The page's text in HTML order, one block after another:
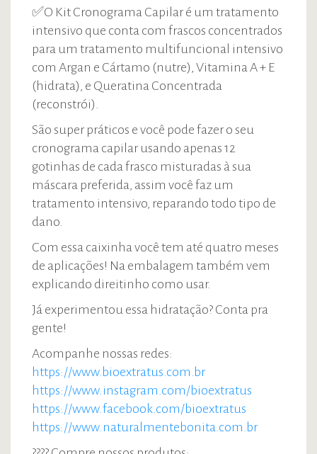
✅O Kit Cronograma Capilar é um tratamento
intensivo que conta com frascos concentrados
para um tratamento multifuncional intensivo
com Argan e Cártamo (nutre), Vitamina A + E
(hidrata), e Queratina Concentrada
(reconstrói).
São super práticos e você pode fazer o seu
cronograma capilar usando apenas 12
gotinhas de cada frasco misturadas à sua
máscara preferida, assim você faz um
tratamento intensivo, reparando todo tipo de
dano.
Com essa caixinha você tem até quatro meses
de aplicações! Na embalagem também vem
explicando direitinho como usar.
Já experimentou essa hidratação? Conta pra
gente!
Acompanhe nossas redes:
https://www.bioextratus.com.br
https://www.instagram.com/bioextratus
https://www.facebook.com/bioextratus
https://www.naturalmentebonita.com.br